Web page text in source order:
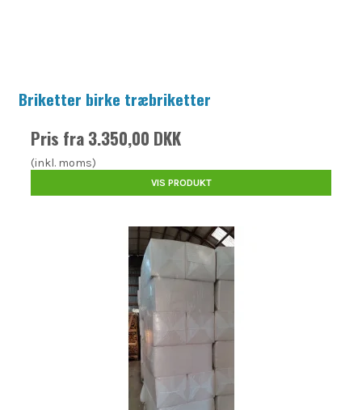
Briketter birke træbriketter
Pris fra3.350,00 DKK
(inkl. moms)
VIS PRODUKT